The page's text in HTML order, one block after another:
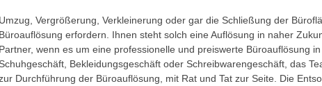
Umzug, Vergrößerung, Verkleinerung oder gar die Schließung der
Büroauflösung erfordern. Ihnen steht solch eine Auflösung in naher
Partner, wenn es um eine professionelle und preiswerte Büroauflösung
Schuhgeschäft, Bekleidungsgeschäft oder Schreibwarengeschäft, das
Durchführung der Büroauflösung, mit Rat und Tat zur Seite. Die